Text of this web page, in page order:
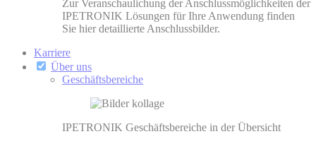
Zur Veranschaulichung der Anschlussmöglichkeiten der
IPETRONIK Lösungen für Ihre Anwendung finden
Sie hier detaillierte Anschlussbilder.
Karriere
Über uns
Geschäftsbereiche
IPETRONIK Geschäftsbereiche in der Übersicht